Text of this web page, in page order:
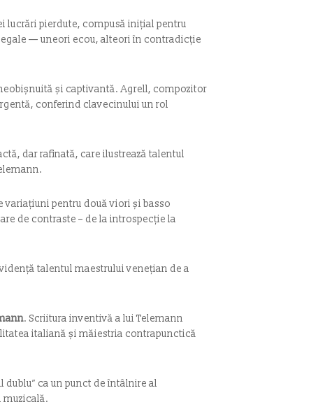
lucrări pierdute, compusă inițial pentru
— uneori ecou, alteori în contradicție
și captivantă. Agrell, compozitor
conferind clavecinului un rol
dar rafinată, care ilustrează talentul
variațiuni pentru două viori și basso
de contraste – de la introspecție la
talentul maestrului venețian de a
. Scriitura inventivă a lui Telemann
italiană și măiestria contrapunctică
ca un punct de întâlnire al
muzicală.